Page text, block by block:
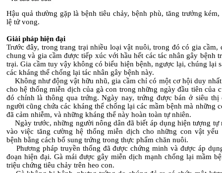
Hậu quả thường gặp là bệnh tiêu chảy, bệnh phù, tăng trưởng
lệ tử vong.
Giải pháp hiện đại
Trước đây, trong trang trại nhiều loại vật nuôi, trong đó có gia cầm,
chung và gia cầm được tiếp xúc với hầu hết các tác nhân gây bệnh
trại. Gia cầm tuy vậy không có biểu hiện bệnh, ngược lại, chúng lại
các kháng thể chống lại tác nhân gây bệnh này.
Không như động vật hữu nhũ, gia cầm chỉ có một cơ hội duy
cho hệ thống miễn dịch của gà con trong những ngày đầu tiên của
đó chính là thông qua trứng. Ngày nay, trứng được bán ở siêu thị
người cũng chứa các kháng thể chống lại các mầm bệnh mà những
đã cảm nhiễm, và những kháng thể này hoàn toàn tự nhiên.
Ngày trước, những người nông dân đã biết áp dụng hiện tượng tự
vào việc tăng cường hệ thống miễn dịch cho những con vật yếu
bệnh bằng cách bổ sung trứng trong thực phẩm chăn nuôi.
Phương pháp truyền thống đã được chứng minh và được áp
đoạn hiện đại. Gà mái được gây miễn dịch mạnh chống lại mầm
triệu chứng tiêu chảy trên heo con.